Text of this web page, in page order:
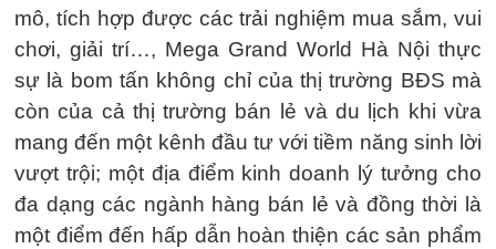
mô, tích hợp được các trải nghiệm mua sắm, vui
chơi, giải trí…, Mega Grand World Hà Nội thực
sự là bom tấn không chỉ của thị trường BĐS mà
còn của cả thị trường bán lẻ và du lịch khi vừa
mang đến một kênh đầu tư với tiềm năng sinh lời
vượt trội; một địa điểm kinh doanh lý tưởng cho
đa dạng các ngành hàng bán lẻ và đồng thời là
một điểm đến hấp dẫn hoàn thiện các sản phẩm